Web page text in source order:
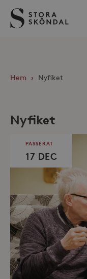
Stora
Sköndal
Hem › Nyfiket
Nyfiket
PASSERAT
17 DEC